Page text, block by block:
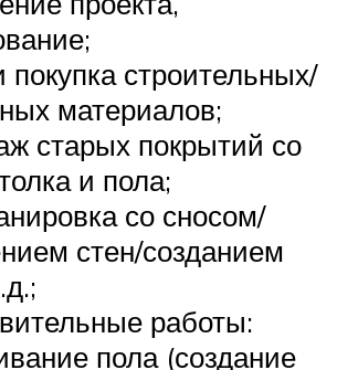
строительных/
материалов;
старых покрытий со
и пола;
со сносом/
стен/созданием
работы:
пола (создание